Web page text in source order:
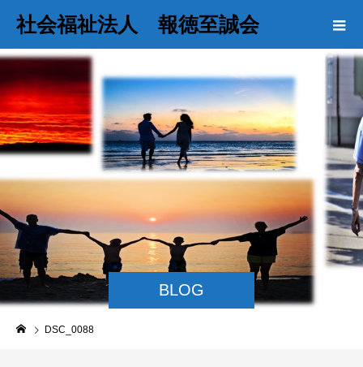
社会福祉法人 報徳至誠会
BLOG
DSC_0088